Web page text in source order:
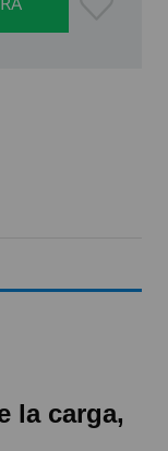
la carga,